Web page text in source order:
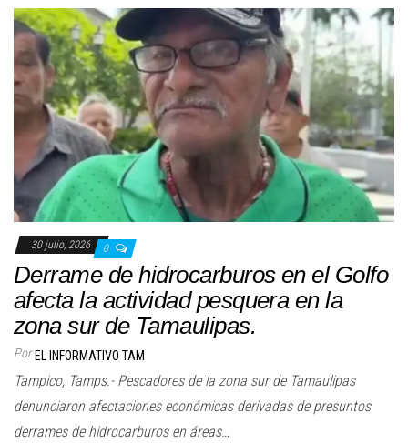
30 julio, 2026 0
Derrame de hidrocarburos en el Golfo
afecta la actividad pesquera en la
zona sur de Tamaulipas.
Por EL INFORMATIVO TAM
Tampico, Tamps.- Pescadores de la zona sur de Tamaulipas
denunciaron afectaciones económicas derivadas de presuntos
derrames de hidrocarburos en áreas…